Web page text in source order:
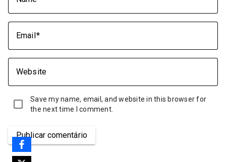
Email
Website
Save my name, email, and website in this browser for
the next time I comment.
Publicar comentário